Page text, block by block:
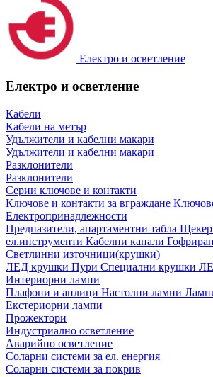
Електро и осветление
Електро и осветление
Кабели
Кабели на метър
Удължители и кабелни макари
Удължители и кабелни макари
Разклонители
Разклонители
Серии ключове и контакти
Ключове и контакти за вграждане
Електропринадлежности
Предпазители, апартаментни табла
ел.инструменти Кабелни канали
Светлинни източници(крушки)
ЛЕД крушки Пури Специални крушки
Интериорни лампи
Плафони и аплици Настолни лампи
Екстериорни лампи
Прожектори
Индустриално осветление
Аварийно осветление
Соларни системи за ел. енергия
Соларни системи за покрив